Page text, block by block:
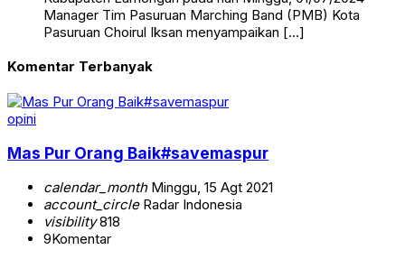
Manager Tim Pasuruan Marching Band (PMB) Kota
Pasuruan Choirul Iksan menyampaikan […]
Komentar Terbanyak
opini
Mas Pur Orang Baik#savemaspur
calendar_monthMinggu, 15 Agt 2021
account_circleRadar Indonesia
visibility818
9Komentar